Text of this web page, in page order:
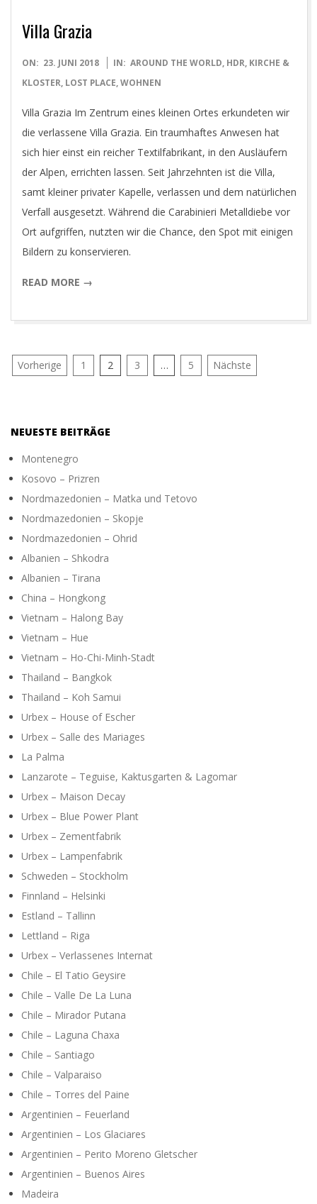
Villa Grazia
2018-
06-
ON: 23. JUNI 2018 IN: AROUND THE WORLD, HDR, KIRCHE &
KLOSTER, LOST PLACE,WOHNEN
Villa Grazia Im Zentrum eines kleinen Ortes erkundeten wir
die verlassene Villa Grazia. Ein traumhaftes Anwesen hat
sich hier einst ein reicher Textilfabrikant, in den Ausläufern
der Alpen, errichten lassen. Seit Jahrzehnten ist die Villa,
samt kleiner privater Kapelle, verlassen und dem natürlichen
Verfall ausgesetzt. Während die Carabinieri Metalldiebe vor
Ort aufgriffen, nutzten wir die Chance, den Spot mit einigen
Bildern zu konservieren.
READ MORE →
Seitennummerierung
Vorherige 1 2 3 … 5 Nächste
NEUESTE BEITRÄGE
Montenegro
Kosovo – Prizren
Nordmazedonien – Matka und Tetovo
Nordmazedonien – Skopje
Nordmazedonien – Ohrid
Albanien – Shkodra
Albanien – Tirana
China – Hongkong
Vietnam – Halong Bay
Vietnam – Hue
Vietnam – Ho-Chi-Minh-Stadt
Thailand – Bangkok
Thailand – Koh Samui
Urbex – House of Escher
Urbex – Salle des Mariages
La Palma
Lanzarote – Teguise, Kaktusgarten & Lagomar
Urbex – Maison Decay
Urbex – Blue Power Plant
Urbex – Zementfabrik
Urbex – Lampenfabrik
Schweden – Stockholm
Finnland – Helsinki
Estland – Tallinn
Lettland – Riga
Urbex – Verlassenes Internat
Chile – El Tatio Geysire
Chile – Valle De La Luna
Chile – Mirador Putana
Chile – Laguna Chaxa
Chile – Santiago
Chile – Valparaiso
Chile – Torres del Paine
Argentinien – Feuerland
Argentinien – Los Glaciares
Argentinien – Perito Moreno Gletscher
Argentinien – Buenos Aires
Madeira